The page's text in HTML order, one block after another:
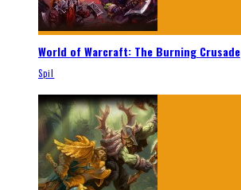
World of Warcraft: The Burning Crusade
Spil